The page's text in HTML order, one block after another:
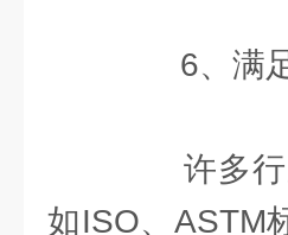
6、满足
许多行
如ISO、ASTM